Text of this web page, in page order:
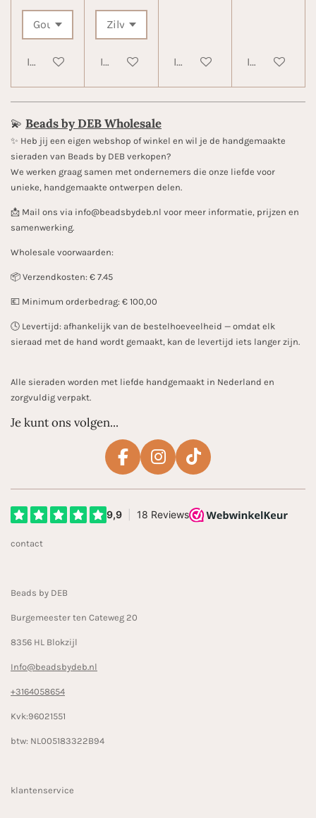
In winkelwagenIn winkelwagenIn winkelwagen
In
💫 Beads by DEB Wholesale
✨️ Heb jij een eigen webshop of winkel en wil je de handgemaakte
sieraden van Beads by DEB verkopen?
We werken graag samen met ondernemers die onze liefde voor
unieke, handgemaakte ontwerpen delen.
📩 Mail ons via info@beadsbydeb.nl voor meer informatie, prijzen en
samenwerking.
Wholesale voorwaarden:
📦 Verzendkosten: € 7.45
💶 Minimum orderbedrag: € 100,00
🕓 Levertijd: afhankelijk van de bestelhoeveelheid — omdat elk
sieraad met de hand wordt gemaakt, kan de levertijd iets langer zijn.
Alle sieraden worden met liefde handgemaakt in Nederland en
zorgvuldig verpakt.
Je kunt ons volgen...
F
e
I
t
T
T
contact
Beads by DEB
Burgemeester ten Cateweg 20
8356 HL Blokzijl
Info@beadsbydeb.nl
+3164058654
Kvk:96021551
btw: NL005183322B94
klantenservice